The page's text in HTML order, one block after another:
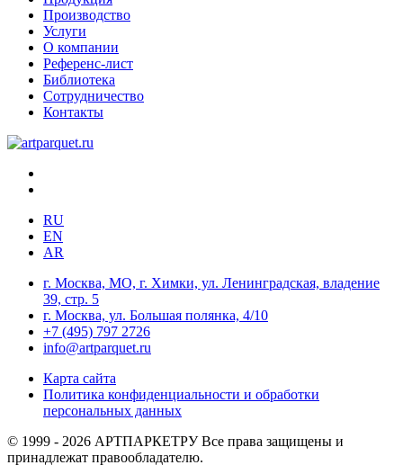
Производство
Услуги
О компании
Референс-лист
Библиотека
Сотрудничество
Контакты
RU
EN
AR
г. Москва, МО, г. Химки, ул. Ленинградская, владение
39, стр. 5
г. Москва, ул. Большая полянка, 4/10
+7 (495) 797 2726
info@artparquet.ru
Карта сайта
Политика конфиденциальности и обработки
персональных данных
© 1999 - 2026 АРТПАРКЕТРУ Все права защищены и
принадлежат правообладателю.